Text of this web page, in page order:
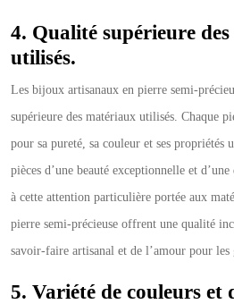
4. Qualité supérieure
utilisés.
Les bijoux artisanaux en pierre semi-
supérieure des matériaux utilisés. Chaque
pour sa pureté, sa couleur et ses propriétés
pièces d’une beauté exceptionnelle et
à cette attention particulière portée aux
pierre semi-précieuse offrent une qualité
savoir-faire artisanal et de l’amour pour les
5. Variété de couleurs et